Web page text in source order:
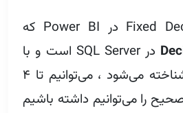
در Fixed Decimal Number در Power BI که
در SQL Server است و با
نام Currency هم شناخته می‌شود ، می‌توانیم تا ۴
و ۱۵ رقم صحیح را می‌توانیم داشته باشیم